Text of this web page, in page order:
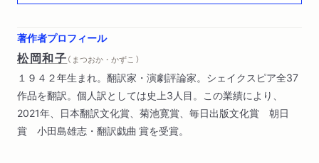
著作者プロフィール
松岡和子（ まつおか・かずこ ）
１９４２年生まれ。翻訳家・演劇評論家。シェイクスピア全37
作品を翻訳。個人訳としては史上3人目。この業績により、
2021年、日本翻訳文化賞、菊池寛賞、毎日出版文化賞 朝日
賞 小田島雄志・翻訳戯曲 賞を受賞。